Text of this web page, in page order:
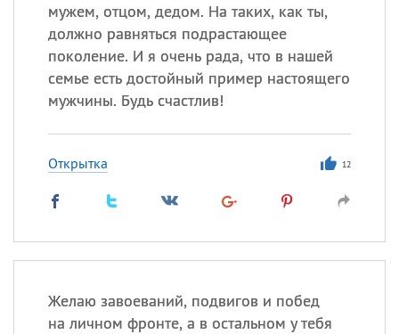
мужем, отцом, дедом. На таких, как ты,
должно равняться подрастающее
поколение. И я очень рада, что в нашей
семье есть достойный пример настоящего
мужчины. Будь счастлив!
Открытка 12
Желаю завоеваний, подвигов и побед
на личном фронте, а в остальном у тебя